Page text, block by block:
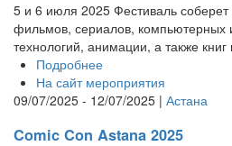
5 и 6 июля 2025 Фестиваль соберет
фильмов, сериалов, компьютерных
технологий, анимации, а также книг
Подробнее
На сайт мероприятия
09/07/2025 - 12/07/2025 | Астана
Comic Con Astana 2025